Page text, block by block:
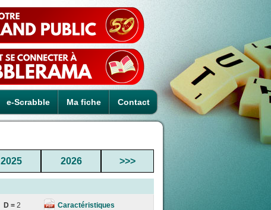
e-Scrabble Ma fiche Contact
2025 2026 >>>
D = 2 Caractéristiques